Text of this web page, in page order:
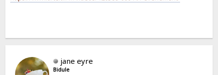
jane eyre
Bidule